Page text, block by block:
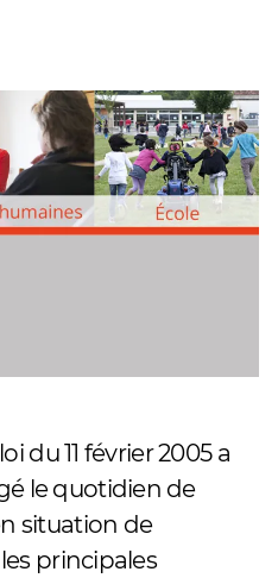
du 11 février 2005 a
le quotidien de
situation de
principales